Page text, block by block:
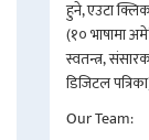
हुने, एउटा
(१० भाषामा
स्वतन्त्र,
डिजिटल
Our Team: